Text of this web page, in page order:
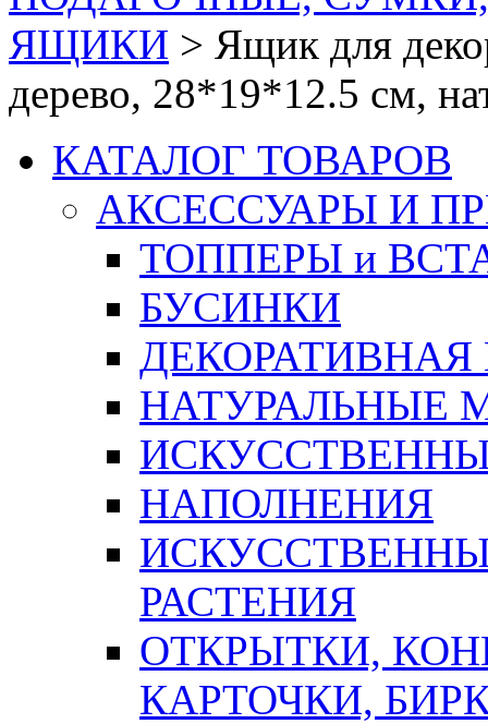
ЯЩИКИ > Ящик для
дерево, 28*19*12.5 см,
КАТАЛОГ ТОВАРОВ
АКСЕССУАРЫ И
ТОППЕРЫ и
БУСИНКИ
ДЕКОРАТИВНАЯ
НАТУРАЛЬНЫЕ
НАПОЛНЕНИЯ
РАСТЕНИЯ
ОТКРЫТКИ,
КАРТОЧКИ,